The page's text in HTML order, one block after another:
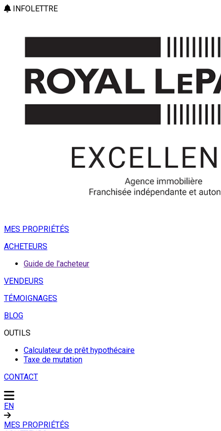
INFOLETTRE
MES PROPRIÉTÉS
ACHETEURS
Guide de l'acheteur
VENDEURS
TÉMOIGNAGES
BLOG
OUTILS
Calculateur de prêt hypothécaire
Taxe de mutation
CONTACT
EN
MES PROPRIÉTÉS